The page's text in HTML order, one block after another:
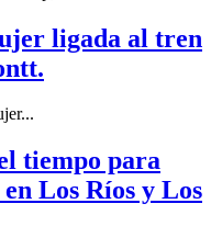
ligada al tren
tiempo para
Los Ríos y Los